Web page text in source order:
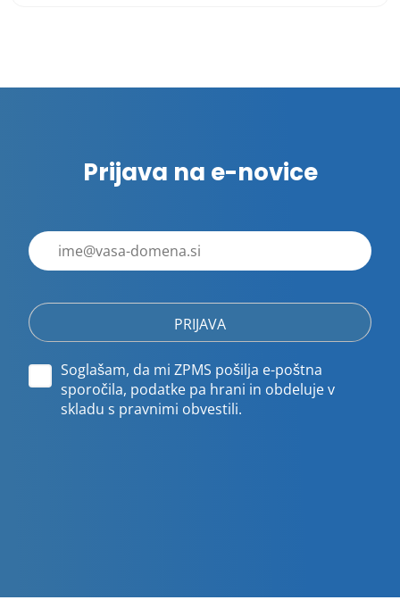
prispevkov
Prijava na e-novice
E-
poštni
Soglašam, da mi ZPMS pošilja e-poštna
sporočila, podatke pa hrani in obdeluje v
skladu s pravnimi obvestili.